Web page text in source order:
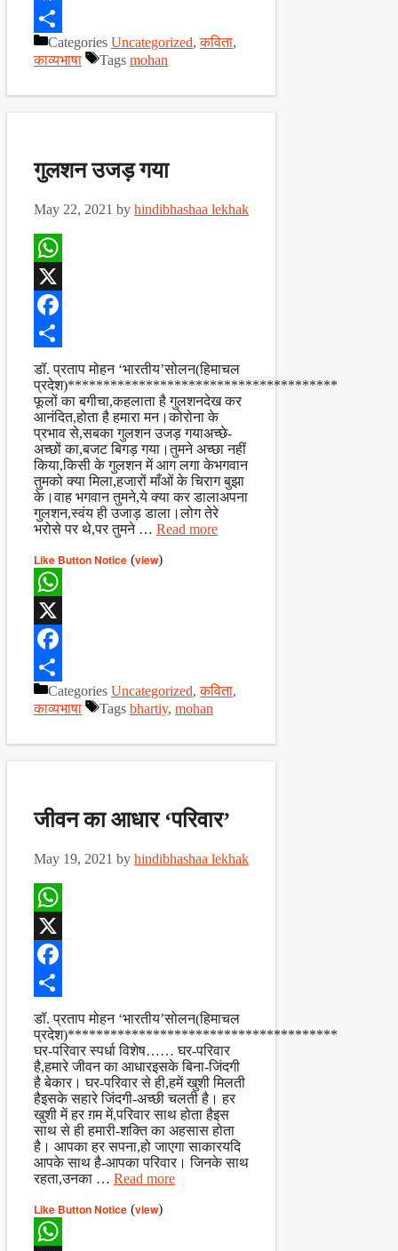
Facebook
ShareCategories Uncategorized,कविता,
काव्यभाषा
Tags mohan
गुलशन उजड़ गया
May 22, 2021 by hindibhashaa lekhak
WhatsApp
X
Facebook
Share
डॉ. प्रताप मोहन ‘भारतीय’सोलन(हिमाचल
प्रदेश)**************************************
फूलों का बगीचा,कहलाता है गुलशनदेख कर
आनंदित,होता है हमारा मन।कोरोना के
प्रभाव से,सबका गुलशन उजड़ गयाअच्छे-
अच्छों का,बजट बिगड़ गया।तुमने अच्छा नहीं
किया,किसी के गुलशन में आग लगा केभगवान
तुमको क्या मिला,हजारों माँओं के चिराग बुझा
के।वाह भगवान तुमने,ये क्या कर डालाअपना
गुलशन,स्वंय ही उजाड़ डाला।लोग तेरे
भरोसे पर थे,पर तुमने … Read more
Like Button Notice (view)
WhatsApp
X
Facebook
ShareCategories Uncategorized,कविता,
काव्यभाषा
Tags bhartiy, mohan
जीवन का आधार ‘परिवार’
May 19, 2021 by hindibhashaa lekhak
WhatsApp
X
Facebook
Share
डॉ. प्रताप मोहन ‘भारतीय’सोलन(हिमाचल
प्रदेश)**************************************
घर-परिवार स्पर्धा विशेष…… घर-परिवार
है,हमारे जीवन का आधारइसके बिना-जिंदगी
है बेकार। घर-परिवार से ही,हमें खुशी मिलती
हैइसके सहारे जिंदगी-अच्छी चलती है। हर
खुशी में हर ग़म में,परिवार साथ होता हैइस
साथ से ही हमारी-शक्ति का अहसास होता
है। आपका हर सपना,हो जाएगा साकारयदि
आपके साथ है-आपका परिवार। जिनके साथ
रहता,उनका … Read more
Like Button Notice (view)